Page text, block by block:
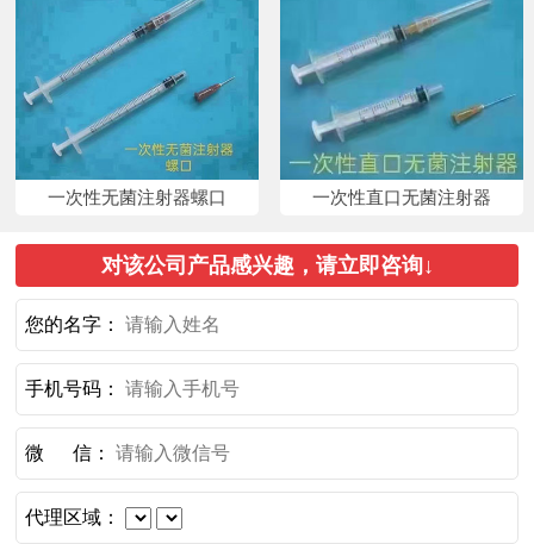
一次性无菌注射器螺口 一次性直口无菌注射器
对该公司产品感兴趣，请立即咨询↓
您的名字：
手机号码：
微 信：
代理区域：